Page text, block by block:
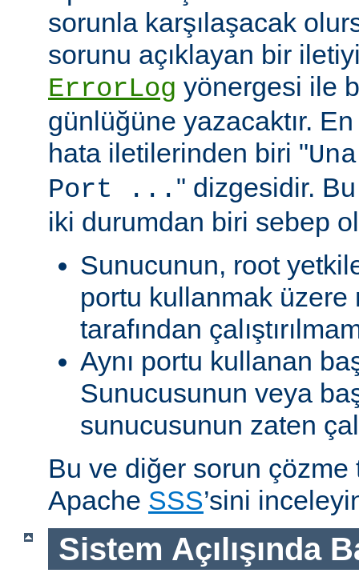
sorunla karşılaşacak
sorunu açıklayan bir
ErrorLog yönergesi ile
günlüğüne yazacaktır. En
hata iletilerinden biri "
Port ... " dizgesidir.
iki durumdan biri sebep
Sunucunun, root
portu kullanmak üzere
tarafından
Aynı portu kullanan
Sunucusunun veya
sunucusunun zaten
Bu ve diğer sorun çözme
Apache SSS’sini
Sistem Açılışında